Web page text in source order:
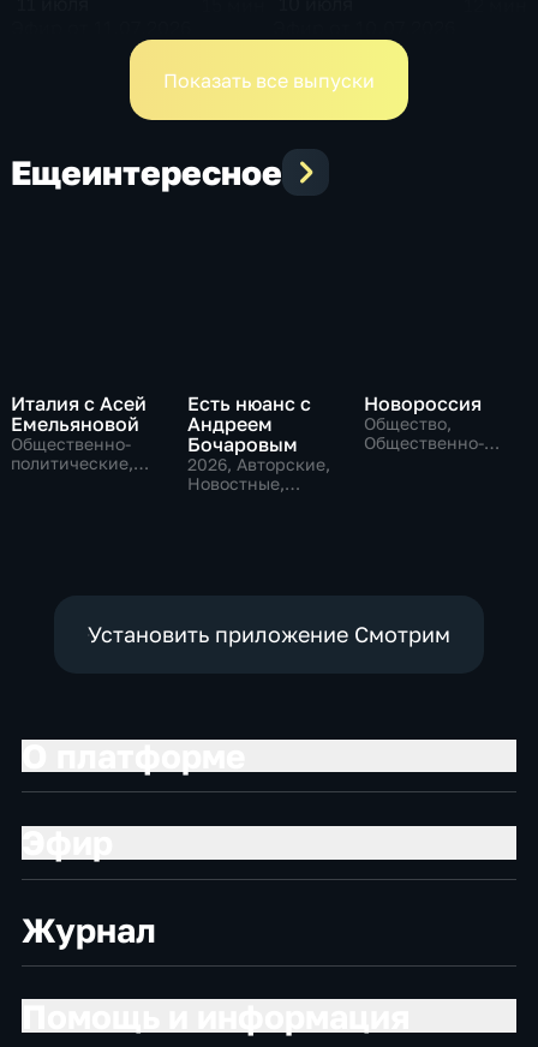
Показать все выпуски
Ещеинтересное
Италия с Асей
Емельяновой
Общественно-
политические,
Есть нюанс с
Андреем
Бочаровым
2026, Авторские,
Новостные,
Новороссия
Общество,
Общественно-
Установить приложение Смотрим
Журнал